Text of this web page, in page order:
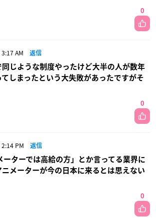
0
AM 返信
じような制度やったけど大半の人が数年
しまったという大失敗があったですがそ
0
PM 返信
ーターでは高給の方」とか言ってる業界に
メーターが今の日本に来るとは思えない
0